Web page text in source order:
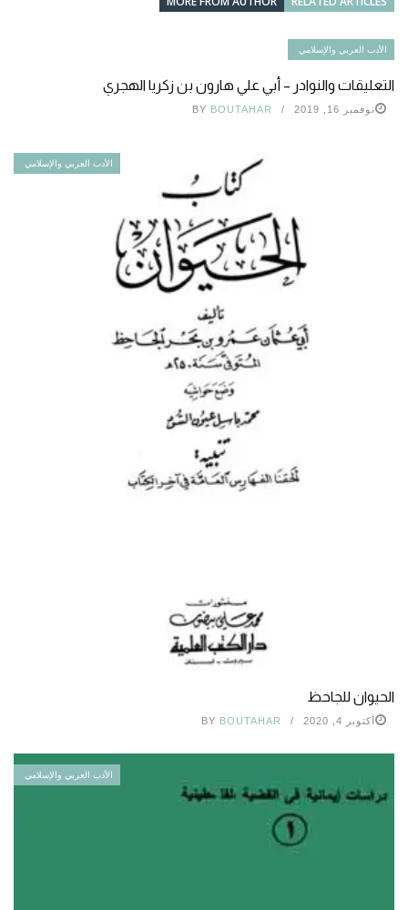
الأدب العربي والإسلامي
التعليقات والنوادر – أبي علي هارون بن زكريا الهجري
نوفمبر 16, 2019 BY BOUTAHAR
الأدب العربي والإسلامي
الحيوان للجاحظ
أكتوبر 4, 2020 BY BOUTAHAR
الأدب العربي والإسلامي